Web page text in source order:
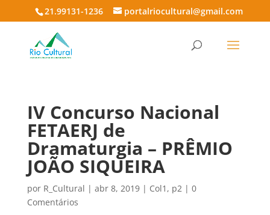
21.99131-1236 portalriocultural@gmail.com
IV Concurso Nacional
FETAERJ de
Dramaturgia – PRÊMIO
JOÃO SIQUEIRA
por R_Cultural | abr 8, 2019| Col1 , p2| 0
Comentários